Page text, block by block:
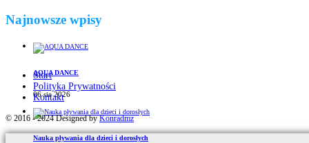
Najnowsze wpisy
AQUA DANCE
06 sie 2026
Nauka pływania dla dzieci i dorosłych
Start
Polityka Prywatności
Kontakt
© 2016 - 2024 Designed by Konradmz